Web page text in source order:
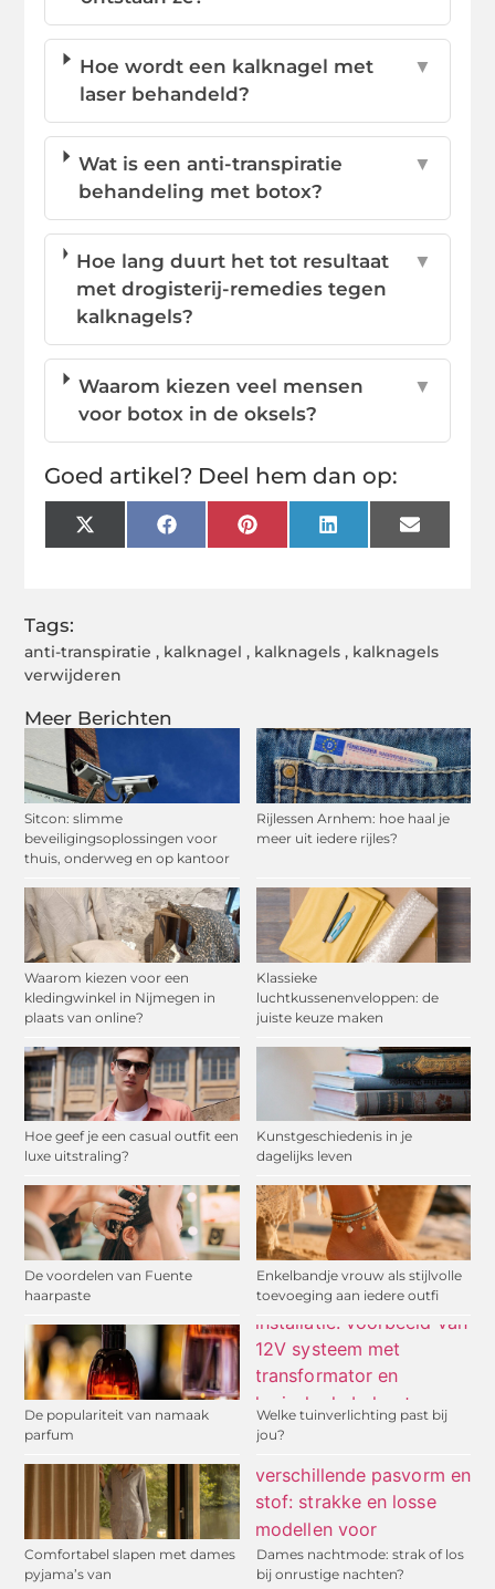
Meer Berichten
Sitcon: slimme
beveiligingsoplossingen voor
thuis, onderweg en op kantoor
Rijlessen Arnhem: hoe haal je
meer uit iedere rijles?
Waarom kiezen voor een
kledingwinkel in Nijmegen in
plaats van online?
Klassieke
luchtkussenenveloppen: de
juiste keuze maken
Hoe geef je een casual outfit een
luxe uitstraling?
Kunstgeschiedenis in je
dagelijks leven
De voordelen van Fuente
haarpaste
Enkelbandje vrouw als stijlvolle
toevoeging aan iedere outfi
De populariteit van namaak
parfum
Welke tuinverlichting past bij
jou?
Comfortabel slapen met dames
pyjama’s van
Dames nachtmode: strak of los
bij onrustige nachten?
Hoe wordt een kalknagel met
laser behandeld?
▼
Wat is een anti-transpiratie
behandeling met botox?
▼
Hoe lang duurt het tot resultaat
met drogisterij-remedies tegen
kalknagels?
▼
Waarom kiezen veel mensen
voor botox in de oksels?
▼
Goed artikel? Deel hem dan op:
X
(Twitter)
FacebookPinterestLinkedInEmail
Tags:
anti-transpiratie , kalknagel , kalknagels , kalknagels
verwijderen